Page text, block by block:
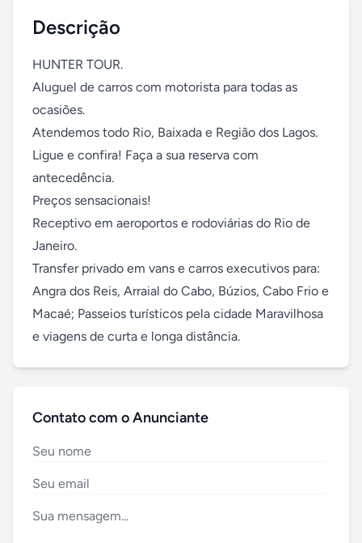
Descrição
HUNTER TOUR.
Aluguel de carros com motorista para todas as
ocasiões.
Atendemos todo Rio, Baixada e Região dos Lagos.
Ligue e confira! Faça a sua reserva com
antecedência.
Preços sensacionais!
Receptivo em aeroportos e rodoviárias do Rio de
Janeiro.
Transfer privado em vans e carros executivos para:
Angra dos Reis, Arraial do Cabo, Búzios, Cabo Frio e
Macaé; Passeios turísticos pela cidade Maravilhosa
e viagens de curta e longa distância.
Contato com o Anunciante